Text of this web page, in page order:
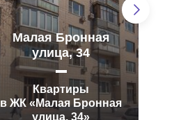
Малая Бронная
улица, 34
Квартиры
в ЖК «Малая Бронная
улица, 34»